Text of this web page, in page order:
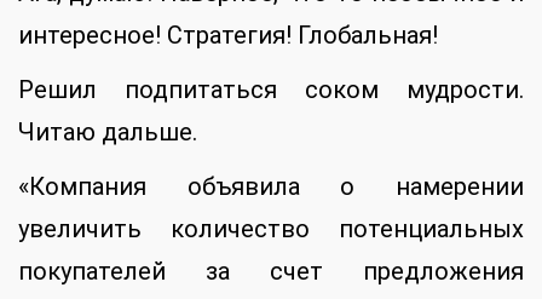
интересное! Стратегия! Глобальная!
Решил подпитаться соком мудрости.
Читаю дальше.
«Компания объявила о намерении
увеличить количество потенциальных
покупателей за счет предложения